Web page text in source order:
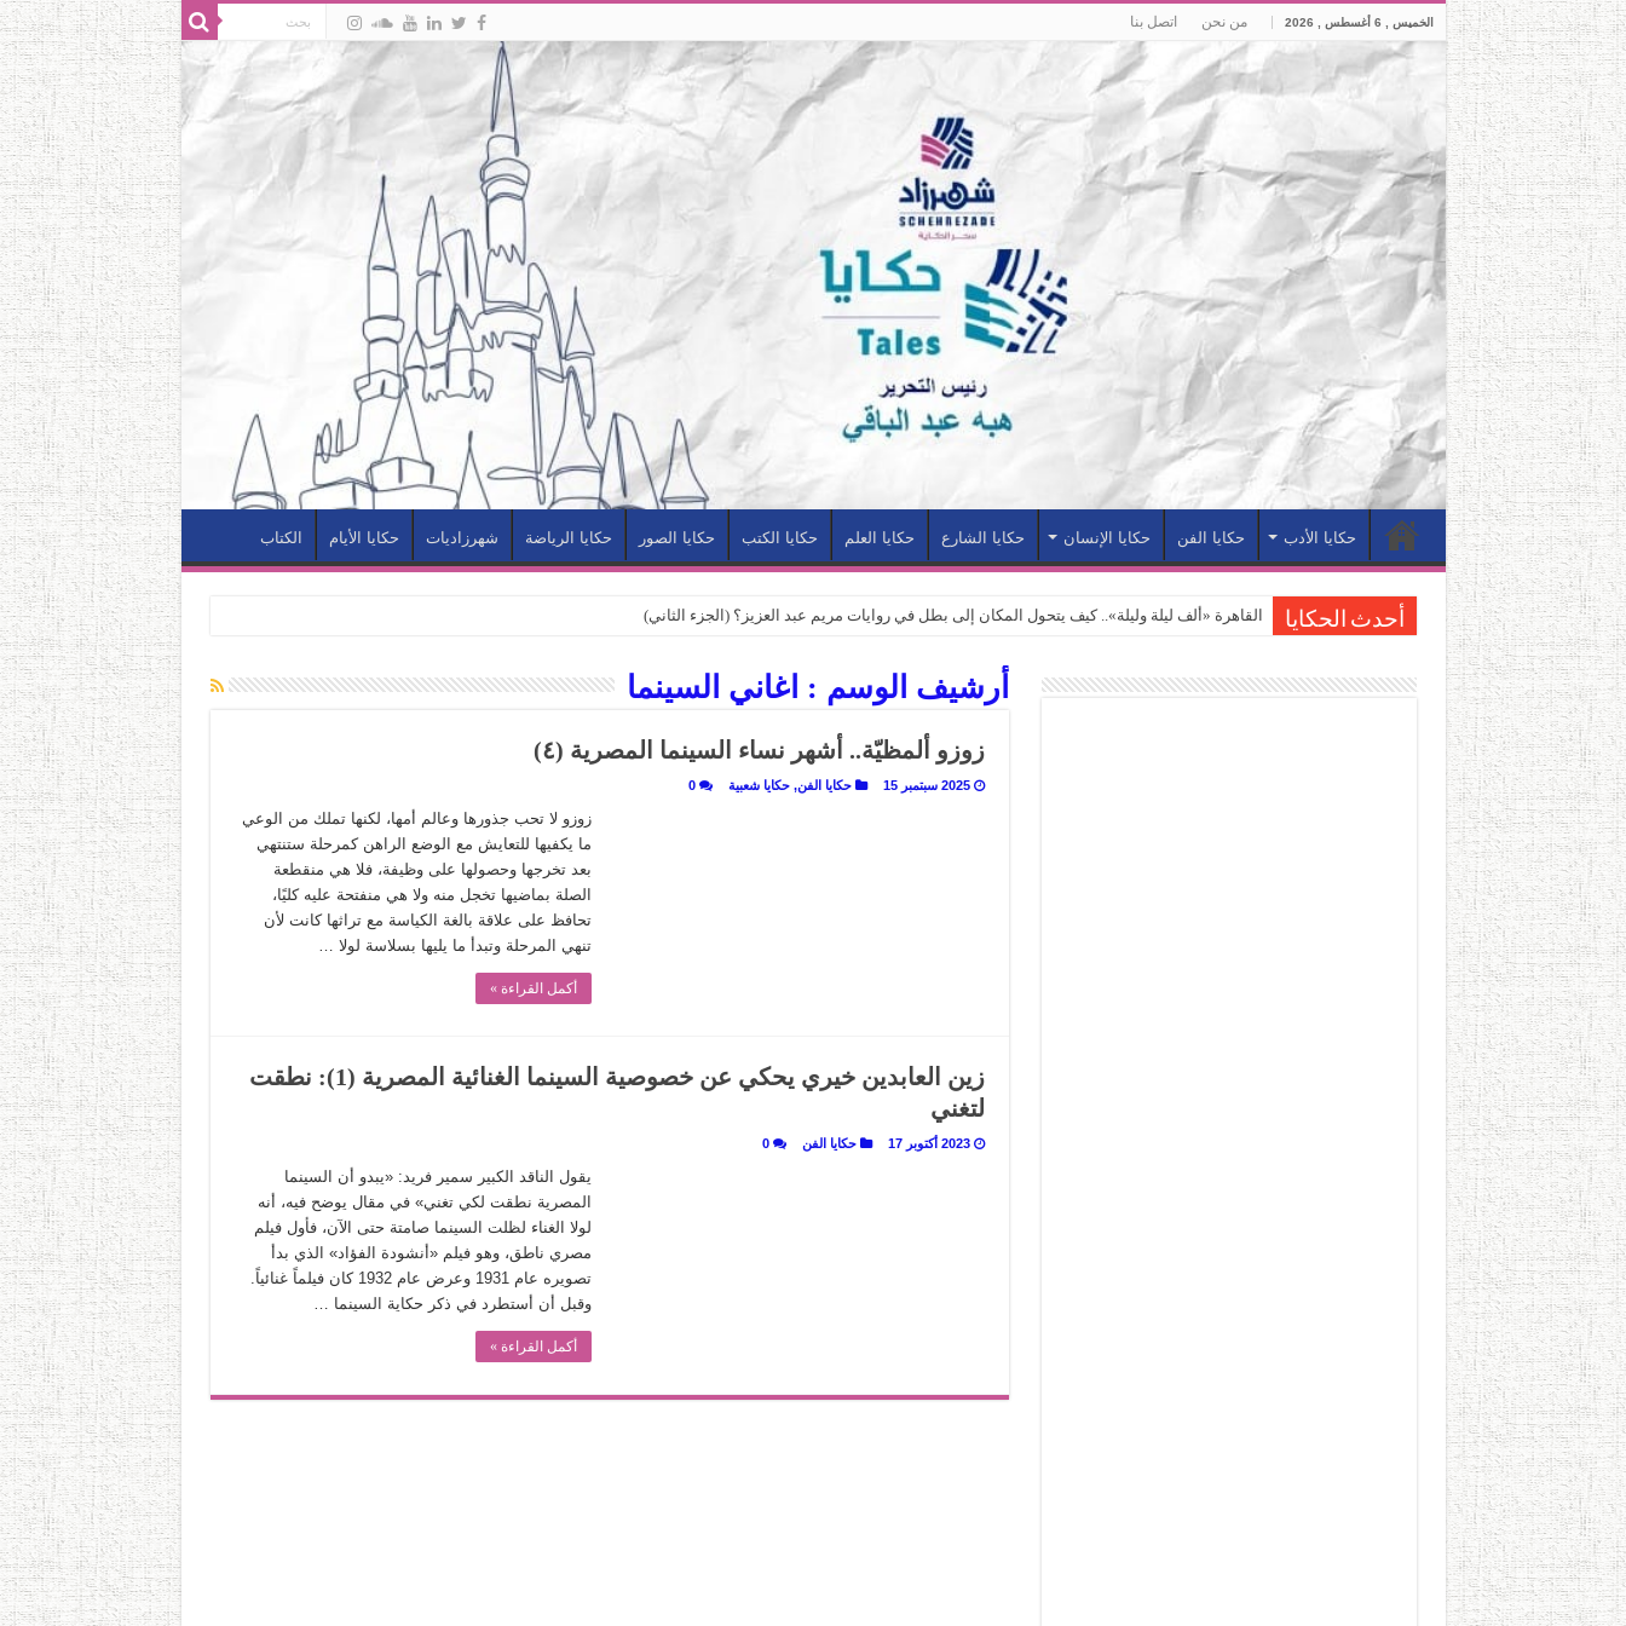
الخميس , 6 أغسطس , 2026 من نحن اتصل بنا
حكايا الأدب حكايا الفن حكايا الإنسان حكايا الشارع حكايا العلم حكايا الكتب حكايا الصور حكايا الرياضة شهرزاديات حكايا الأيام الكتاب
أحدث الحكايا القاهرة «ألف ليلة وليلة».. كيف يتحول المكان إلى بطل في روايات مريم عبد العزيز؟ (الجزء الثاني)
حين يتنفس الحجر.. المكان كبطل في أدب مريم عبد العزيز
«كوم النور».. ريم بسيوني تُعيد الخديوي المنسي إلى الضوء
الطعام في الحضارة الإسلامية.. تاريخ يُقرأ بالنكهات
يوم شاهدت زينات صدقي على المسرح وسرحت!
من “عيش السرايا” إلى ذاكرة أم درمان.. حمور زيادة يغزل حكايات البسطاء
أرشيف الوسم : اغاني السينما
زوزو ألمظيّة.. أشهر نساء السينما المصرية (٤)
2025 سبتمبر 15 حكايا الفن,حكايا شعبية 0
زوزو لا تحب جذورها وعالم أمها، لكنها تملك من الوعي
ما يكفيها للتعايش مع الوضع الراهن كمرحلة ستنتهي
بعد تخرجها وحصولها على وظيفة، فلا هي منقطعة
الصلة بماضيها تخجل منه ولا هي منفتحة عليه كليًا،
تحافظ على علاقة بالغة الكياسة مع تراثها كانت لأن
تنهي المرحلة وتبدأ ما يليها بسلاسة لولا …
أكمل القراءة »
زين العابدين خيري يحكي عن خصوصية السينما الغنائية المصرية (1): نطقت
لتغني
2023 أكتوبر 17 حكايا الفن 0
يقول الناقد الكبير سمير فريد: «يبدو أن السينما
المصرية نطقت لكي تغني» في مقال يوضح فيه، أنه
لولا الغناء لظلت السينما صامتة حتى الآن، فأول فيلم
مصري ناطق، وهو فيلم «أنشودة الفؤاد» الذي بدأ
تصويره عام 1931 وعرض عام 1932 كان فيلماً غنائياً.
وقبل أن أستطرد في ذكر حكاية السينما …
أكمل القراءة »